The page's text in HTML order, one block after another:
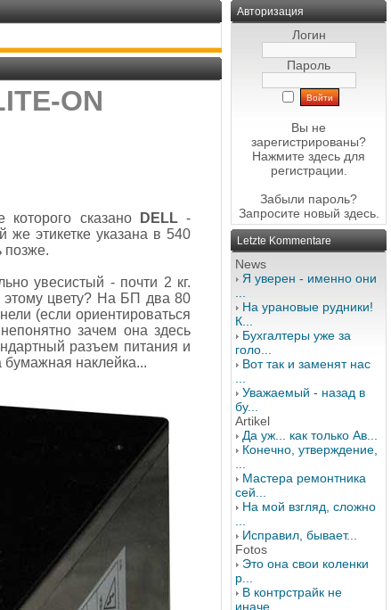
ON
сказано DELL-
же этикетке указана в 540
позже.
увесистый - почти 2 кг.
этому цвету? На БП два 80
(если ориентироваться
зачем она здесь
разъем питания и
бумажная наклейка...
Авторизация
Логин
Пароль
Вы не
зарегистрированы?
Нажмите здесь для
регистрации.
Забыли пароль?
Запросите новый здесь.
Letzte Kommentare
News
Я уверен - именно они
На урановые рудники!
К...
Бухгалтеры уже за
голо...
Вот так и заменят нас
Уважаемый - назад в
бу...
Artikel
Да уж... как только Ав...
Конечно, утверждение,
Мастера ремонтника
сей...
На мой взгляд, сложно
Исправил, бывает...
Fotos
Это она свои коленки
р...
В контрстрайк не
иначе...